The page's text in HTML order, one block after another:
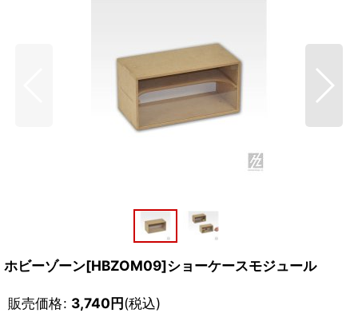
ホビーゾーン[HBZOM09]ショーケースモジュール
販売価格: 3,740円(税込)